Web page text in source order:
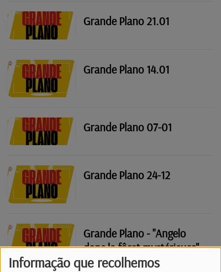
Informação que recolhemos
Grande Plano 21.01
Grande Plano 14.01
Grande Plano 07-01
Grande Plano 24-12
Grande Plano - "Angelo
dans la fôret mystérieuse"